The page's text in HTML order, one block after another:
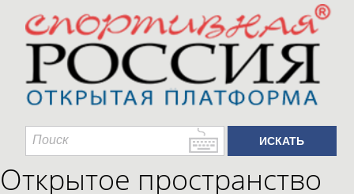
Открытое пространство